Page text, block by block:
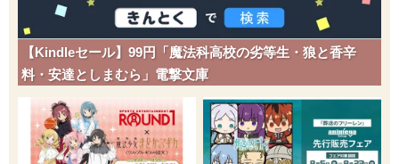
【Kindleセール】99円「魔法科高校の劣等生・狼と香辛
料・安達としまむら」電撃文庫